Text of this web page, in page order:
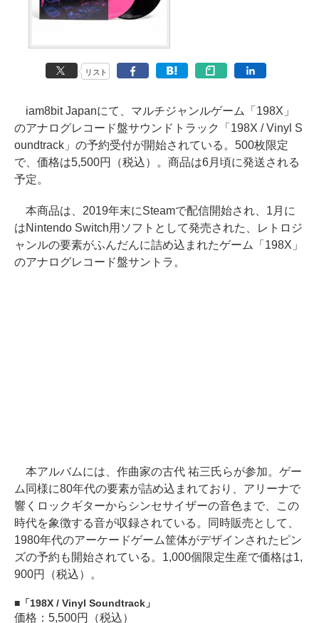
リスト
iam8bit Japanにて、マルチジャンルゲーム「198X」
のアナログレコード盤サウンドトラック「198X / Vinyl S
oundtrack」の予約受付が開始されている。500枚限定
で、価格は5,500円（税込）。商品は6月頃に発送される
予定。
本商品は、2019年末にSteamで配信開始され、1月に
はNintendo Switch用ソフトとして発売された、レトロジ
ャンルの要素がふんだんに詰め込まれたゲーム「198X」
のアナログレコード盤サントラ。
本アルバムには、作曲家の古代 祐三氏らが参加。ゲー
ム同様に80年代の要素が詰め込まれており、アリーナで
響くロックギターからシンセサイザーの音色まで、この
時代を象徴する音が収録されている。同時販売として、
1980年代のアーケードゲーム筐体がデザインされたピン
ズの予約も開始されている。1,000個限定生産で価格は1,
900円（税込）。
「198X / Vinyl Soundtrack」
価格：5,500円（税込）